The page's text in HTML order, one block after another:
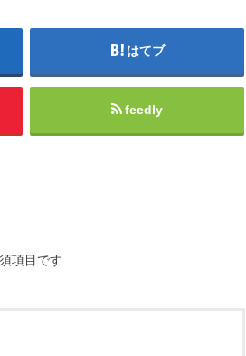
はてブ
feedly
項目です